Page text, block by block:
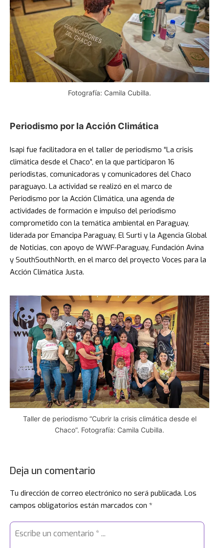
Fotografía: Camila Cubilla.
Periodismo por la Acción Climática
Isapi fue facilitadora en el taller de periodismo “La crisis
climática desde el Chaco”, en la que participaron 16
periodistas, comunicadoras y comunicadores del Chaco
paraguayo. La actividad se realizó en el marco de
Periodismo por la Acción Climática, una agenda de
actividades de formación e impulso del periodismo
comprometido con la temática ambiental en Paraguay,
liderada por Emancipa Paraguay, El Surti y la Agencia Global
de Noticias, con apoyo de WWF-Paraguay, Fundación Avina
y SouthSouthNorth, en el marco del proyecto Voces para la
Acción Climática Justa.
Taller de periodismo “Cubrir la crisis climática desde el
Chaco”. Fotografía: Camila Cubilla.
Deja un comentario
Tu dirección de correo electrónico no será publicada. Los
campos obligatorios están marcados con *